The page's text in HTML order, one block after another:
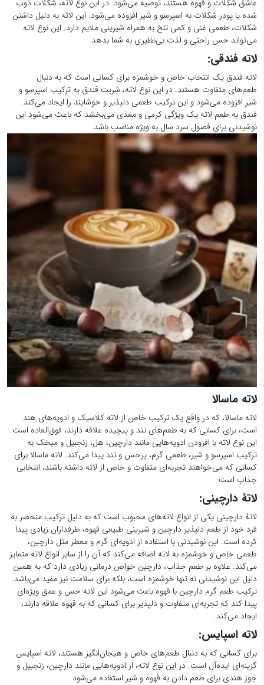
عاشق شکلات و قهوه هستند، توصیه می‌شود. در این نوع لاته، شکلات ذوب
شده یا پودر شکلات به اسپرسو و شیر افزوده می‌شود. این لاته به دلیل داشتن
شکلات، طعمی غنی و کمی تلخ به همراه شیرینی ملایم دارد. این نوع لاته
می‌تواند حس راحتی و لذت بی‌نظیری به شما بدهد.
لاته فندقی:
لاته فندق یک انتخاب خاص و خوشمزه برای کسانی است که به دنبال
طعم‌های متفاوت هستند. در این نوع لاته، شربت فندق به ترکیب اسپرسو و
شیر افزوده می‌شود و این ترکیب طعمی دلپذیر و خوشایند را ایجاد می‌کند.
فندق به طعم لاته یک ویژگی کرمی و مغذی می‌بخشد که باعث می‌شود این
نوشیدنی برای فصول سرد سال به ویژه مناسب باشد.
لاته ماسالا
لاته ماسالا، که در واقع یک ترکیب خاص از لاته کلاسیک و ادویه‌های هند
است، برای کسانی که به طعم‌های تند و پیچیده علاقه دارند، فوق‌العاده است.
این نوع لاته با افزودن ادویه‌هایی مانند دارچین، هل، زنجبیل و میخک به
ترکیب اسپرسو و شیر، طعمی گرم، پرحس و تند پیدا می‌کند. لاته ماسالا برای
کسانی که می‌خواهند تجربه‌ای متفاوت و خاص از لاته داشته باشند، انتخابی
جذاب است.
لاتهٔ دارچینی:
لاتهٔ دارچینی یکی از انواع لاته‌های محبوب است که به دلیل ترکیب منحصر به
فرد خود از طعم دلپذیر دارچین و شیرینی طبیعی قهوه، طرفداران زیادی پیدا
کرده است. این نوشیدنی با استفاده از ادویه‌ای گرم و معطر مثل دارچین،
طعمی خاص و خوشمزه به لاته اضافه می‌کند که آن را از سایر انواع لاته متمایز
می‌کند. علاوه بر طعم جذاب، دارچین خواص درمانی زیادی دارد که به همین
دلیل این نوشیدنی نه تنها خوشمزه است، بلکه برای سلامت نیز مفید می‌باشد.
ترکیب طعم گرم دارچین با قهوه باعث می‌شود این لاته حس و عمق ویژه‌ای
پیدا کند که تجربه‌ای متفاوت و دلپذیر برای کسانی که به قهوه علاقه دارند،
ایجاد می‌کند.
لاته اسپایس:
برای کسانی که به دنبال طعم‌های خاص و هیجان‌انگیز هستند، لاته اسپایس
گزینه‌ای ایده‌آل است. در این نوع لاته، از ادویه‌هایی مانند دارچین، زنجبیل و
جوز هندی برای طعم دادن به قهوه و شیر استفاده می‌شود.